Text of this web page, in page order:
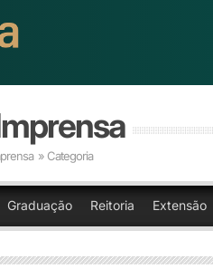
» Categoria
Graduação Reitoria Extensão